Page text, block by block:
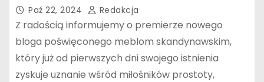
Paź 22, 2024 Redakcja
Z radością informujemy o premierze nowego
bloga poświęconego meblom skandynawskim,
który już od pierwszych dni swojego istnienia
zyskuje uznanie wśród miłośników prostoty,